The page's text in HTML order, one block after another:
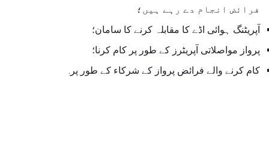
فرائض انجام دے رہے ہیں؛
آپریٹنگ ہوائی اڈے کا مقابلہ کرنے کا سامان؛
پرواز مواصلاتی آپریٹرز کے طور پر کام کرنا؛
کام کرنے والے فرائض پرواز کے شرکاء کے طور پر.